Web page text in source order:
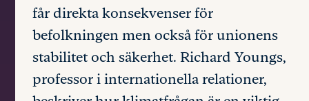
får direkta konsekvenser för
befolkningen men också för unionens
stabilitet och säkerhet. Richard Youngs,
professor i internationella relationer,